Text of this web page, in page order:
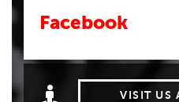
Facebook
VISIT US